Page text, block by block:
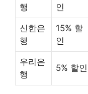
행
인
신한은
행
15% 할
인
우리은
행
5% 할인